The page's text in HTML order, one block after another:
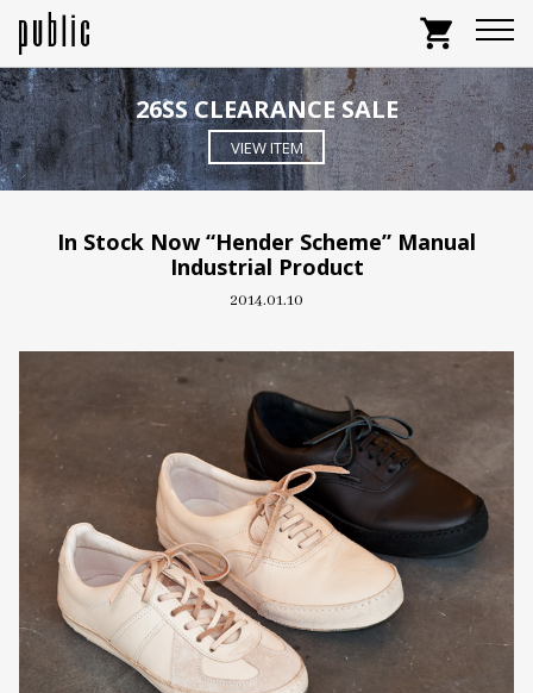
shopping_cart
26SS CLEARANCE SALE
VIEW ITEM
In Stock Now “Hender Scheme” Manual
Industrial Product
2014.01.10